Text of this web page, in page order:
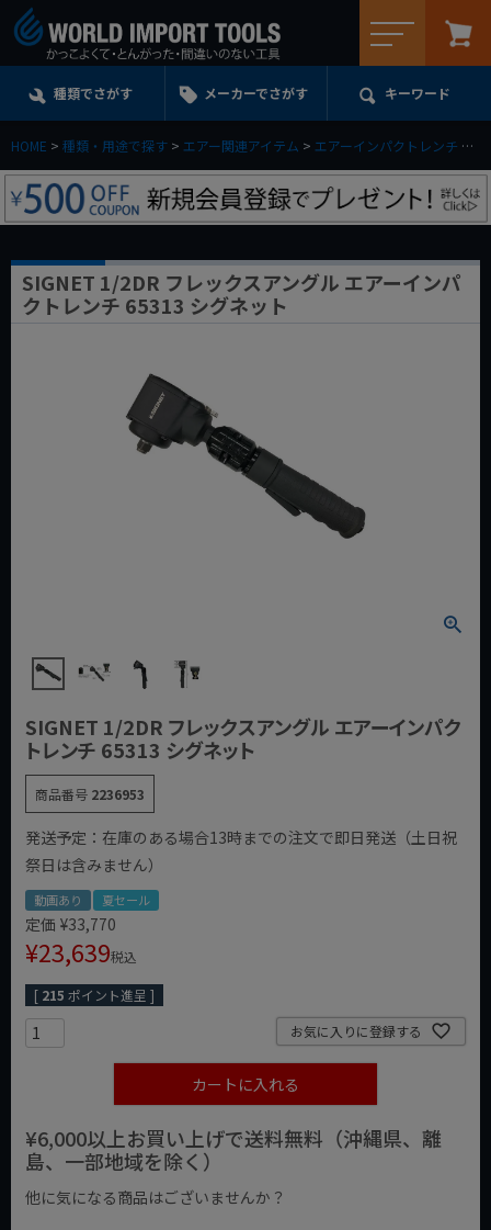
種類でさがす メーカーでさがす キーワード
HOME 種類・用途で探す エアー関連アイテム エアーインパクトレンチ
SIGNET 1/2DR フレックスアングル エアーインパ
クトレンチ 65313 シグネット
SIGNET 1/2DR フレックスアングル エアーインパク
トレンチ 65313 シグネット
商品番号 2236953
発送予定：在庫のある場合13時までの注文で即日発送（土日祝
祭日は含みません）
動画あり 夏セール
定価 ¥33,770
¥23,639税込
[ 215 ポイント進呈 ]
お気に入りに登録する
カートに入れる
¥6,000以上お買い上げで送料無料（沖縄県、離
島、一部地域を除く）
他に気になる商品はございませんか？